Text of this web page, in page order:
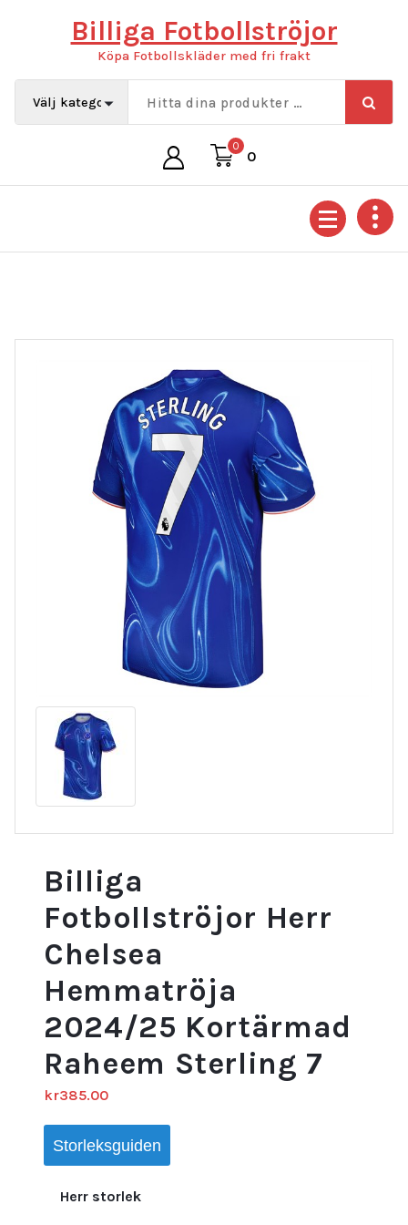
Billiga Fotbollströjor
Köpa Fotbollskläder med fri frakt
0
0
Billiga
Fotbollströjor Herr
Chelsea
Hemmatröja
2024/25 Kortärmad
Raheem Sterling 7
kr385.00
Storleksguiden
Herr storlek